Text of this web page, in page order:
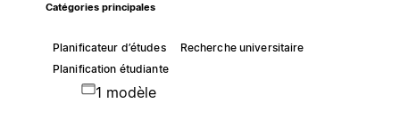
Catégories principales
Planificateur d’études
Recherche universitaire
Planification étudiante
1 modèle